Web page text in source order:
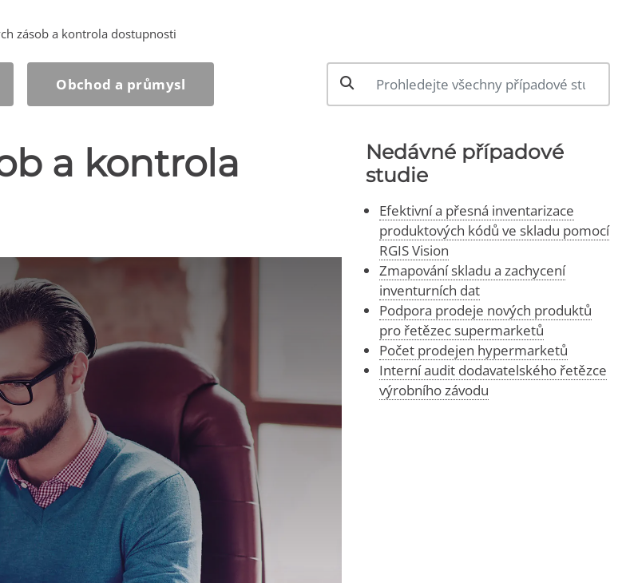
zásob a kontrola dostupnosti
Obchod a průmysl
a kontrola
Nedávné případové
studie
Efektivní a přesná inventarizace
produktových kódů ve skladu pomocí
RGIS Vision
Zmapování skladu a zachycení
inventurních dat
Podpora prodeje nových produktů
pro řetězec supermarketů
Počet prodejen hypermarketů
Interní audit dodavatelského řetězce
výrobního závodu